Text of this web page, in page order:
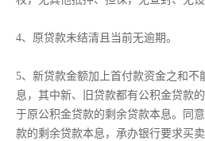
4、原贷款未结清且当前无逾期。
5、新贷款金额加上首付款资金之和不
息，其中新、旧贷款都有公积金贷款
于原公积金贷款的剩余贷款本息。同
款的剩余贷款本息，承办银行要求买